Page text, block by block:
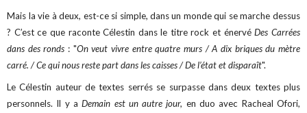
Mais la vie à deux, est-ce si simple, dans un monde qui se marche dessus
? C’est ce que raconte Célestin dans le titre rock et énervéDes Carrées
dans des ronds : "On veut vivre entre quatre murs / A dix briques du mètre
carré. / Ce qui nous reste part dans les caisses / De l’état et disparaît".
Le Célestin auteur de textes serrés se surpasse dans deux textes plus
personnels. Il y aDemain est un autre jour, en duo avec Racheal Ofori,